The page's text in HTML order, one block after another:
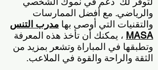
والرياضي. مع أفضل الممارسات
والتقنيات التي أوصى بها مدرب التنس
MASA ، يمكنك أن تأخذ هذه المعرفة
وتطبقها في المباراة وتشعر بمزيد من
الثقة والراحة والقوة في الملاعب.